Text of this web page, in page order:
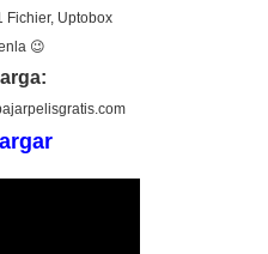
Fichier, Uptobox
😉